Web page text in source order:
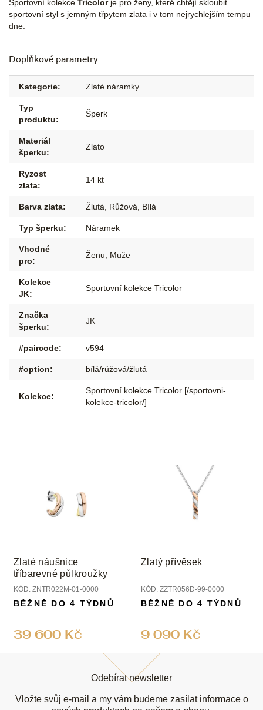
Sportovní kolekce Tricolorje pro ženy, které chtějí skloubit
sportovní styl s jemným třpytem zlata i v tom nejrychlejším tempu
dne.
Doplňkové parametry
Kategorie: Zlaté náramky
Typ
produktu:
Šperk
Materiál
šperku:
Zlato
Ryzost
zlata:
14 kt
Barva zlata: Žlutá Růžová Bílá
Typ šperku: Náramek
Vhodné
pro:
Ženu Muže
Kolekce
JK:
Sportovní kolekce Tricolor
Značka
šperku:
JK
#paircode: v594
#option: bílá/růžová/žlutá
Kolekce:
Sportovní kolekce Tricolor [/sportovni-
kolekce-tricolor/]
Zlaté náušnice
tříbarevné půlkroužky
KÓD: ZNTR022M-01-0000
39 600 Kč
BĚŽNĚ DO 4 TÝDNŮ
Zlatý přívěsek
KÓD: ZZTR056D-99-0000
9 090 Kč
BĚŽNĚ DO 4 TÝDNŮ
Odebírat newsletter
Vložte svůj e-mail a my vám budeme zasílat informace o